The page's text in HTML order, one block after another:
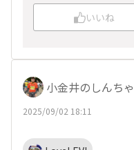
目指せ 打倒マリ
なぁ(๑･̑◡･̑๑)
いいね
小金井のしんち
2025/09/02 18:11